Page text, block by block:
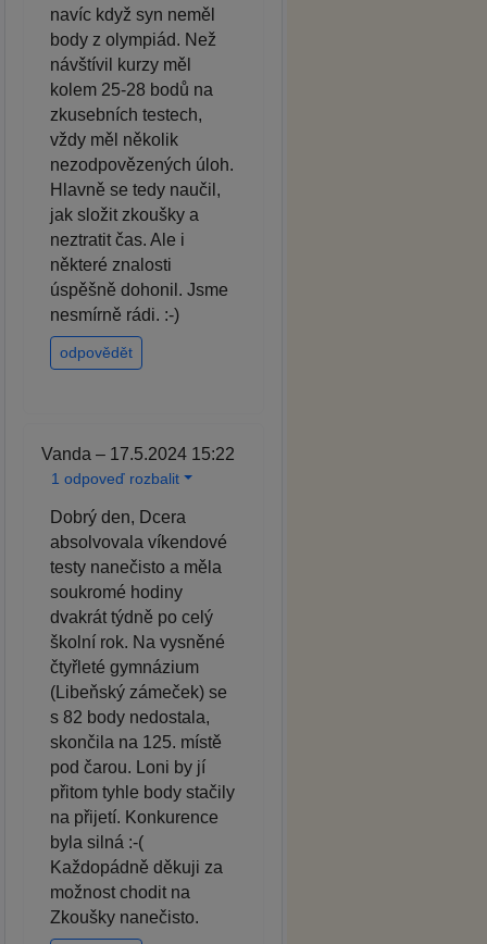
navíc když syn neměl
body z olympiád. Než
návštívil kurzy měl
kolem 25-28 bodů na
zkusebních testech,
vždy měl několik
nezodpovězených úloh.
Hlavně se tedy naučil,
jak složit zkoušky a
neztratit čas. Ale i
některé znalosti
úspěšně dohonil. Jsme
nesmírně rádi. :-)
odpovědět
Vanda – 17.5.2024 15:22
1 odpoveď rozbalit
Dobrý den, Dcera
absolvovala víkendové
testy nanečisto a měla
soukromé hodiny
dvakrát týdně po celý
školní rok. Na vysněné
čtyřleté gymnázium
(Libeňský zámeček) se
s 82 body nedostala,
skončila na 125. místě
pod čarou. Loni by jí
přitom tyhle body stačily
na přijetí. Konkurence
byla silná :-(
Každopádně děkuji za
možnost chodit na
Zkoušky nanečisto.